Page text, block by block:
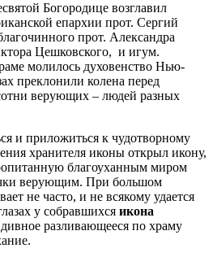
Богородице возглавил
епархии прот. Сергий
прот. Александра
Цешковского, и игум.
молилось духовенство Нью-
преклонили колена перед
верующих – людей разных
и приложиться к чудотворному
хранителя иконы открыл икону,
благоуханным миром
верующим. При большом
не часто, и не всякому удается
у собравшихся икона
разливающееся по храму